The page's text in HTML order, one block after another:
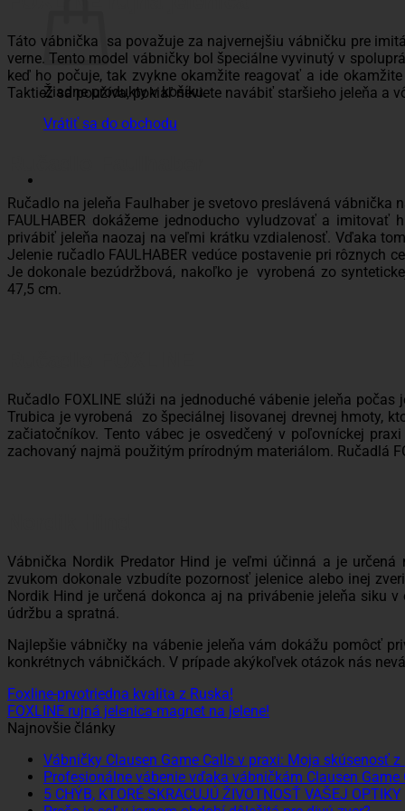
Žiadne produkty v košíku.
Vrátiť sa do obchodu
Táto vábnička sa považuje za najvernejšiu vábničku pre
verne. Tento model vábničky bol špeciálne vyvinutý v
keď ho počuje, tak zvykne okamžite reagovať a ide
Taktiež sa používa, pokiaľ neviete navábiť staršieho jeleňa a
Ručadlo na jeleňa Faulhaber je svetovo preslávená
FAULHABER dokážeme jednoducho vyludzovať a
privábiť jeleňa naozaj na veľmi krátku vzdialenosť. Vďaka
Jelenie ručadlo FAULHABER vedúce postavenie pri
Je dokonale bezúdržbová, nakoľko je vyrobená zo
47,5 cm.
Ručadlo FOXLINE slúži na jednoduché vábenie jeleňa
Trubica je vyrobená zo špeciálnej lisovanej drevnej hmoty,
začiatočníkov. Tento vábec je osvedčený v poľovníckej
zachovaný najmä použitým prírodným materiálom. Ručadlá
Vábnička Nordik Predator Hind je veľmi účinná a je
zvukom dokonale vzbudíte pozornosť jelenice alebo inej
Nordik Hind je určená dokonca aj na privábenie jeleňa siku
údržbu a spratná.
Najlepšie vábničky na vábenie jeleňa vám dokážu pomôcť
konkrétnych vábničkách. V prípade akýkoľvek otázok nás
Foxline-prvotriedna kvalita z Ruska!
FOXLINE rujná jelenica-magnet na jelene!
Najnovšie články
Vábničky Clausen Game Calls v praxi: Moja skúsenosť z
Profesionálne vábenie vďaka vábničkám Clausen Game
5 CHÝB, KTORÉ SKRACUJÚ ŽIVOTNOSŤ VAŠEJ OPTIKY